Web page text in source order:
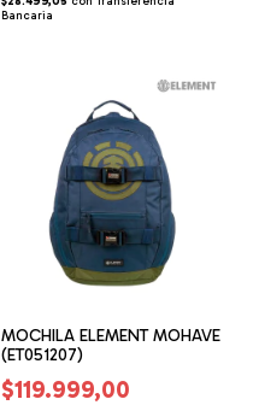
Bancaria
MOCHILA ELEMENT MOHAVE
(ET051207)
$119.999,00